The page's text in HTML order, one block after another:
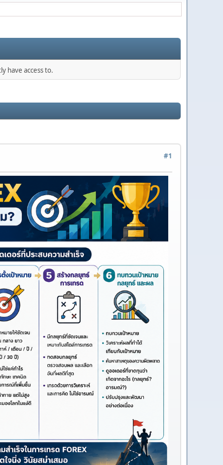
have access to.
#1